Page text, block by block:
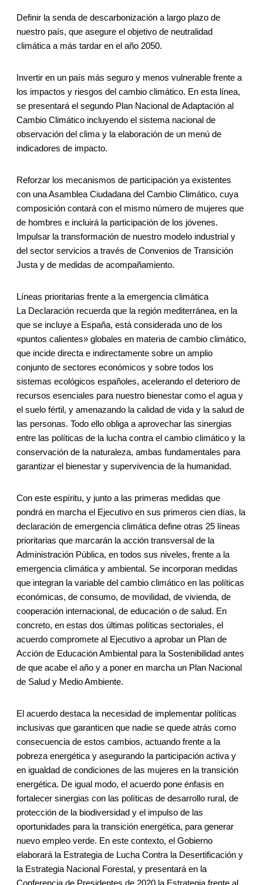
Definir la senda de descarbonización a largo plazo de
nuestro país, que asegure el objetivo de neutralidad
climática a más tardar en el año 2050.
Invertir en un país más seguro y menos vulnerable frente a
los impactos y riesgos del cambio climático. En esta línea,
se presentará el segundo Plan Nacional de Adaptación al
Cambio Climático incluyendo el sistema nacional de
observación del clima y la elaboración de un menú de
indicadores de impacto.
Reforzar los mecanismos de participación ya existentes
con una Asamblea Ciudadana del Cambio Climático, cuya
composición contará con el mismo número de mujeres que
de hombres e incluirá la participación de los jóvenes.
Impulsar la transformación de nuestro modelo industrial y
del sector servicios a través de Convenios de Transición
Justa y de medidas de acompañamiento.
Líneas prioritarias frente a la emergencia climática
La Declaración recuerda que la región mediterránea, en la
que se incluye a España, está considerada uno de los
«puntos calientes» globales en materia de cambio climático,
que incide directa e indirectamente sobre un amplio
conjunto de sectores económicos y sobre todos los
sistemas ecológicos españoles, acelerando el deterioro de
recursos esenciales para nuestro bienestar como el agua y
el suelo fértil, y amenazando la calidad de vida y la salud de
las personas. Todo ello obliga a aprovechar las sinergias
entre las políticas de la lucha contra el cambio climático y la
conservación de la naturaleza, ambas fundamentales para
garantizar el bienestar y supervivencia de la humanidad.
Con este espíritu, y junto a las primeras medidas que
pondrá en marcha el Ejecutivo en sus primeros cien días, la
declaración de emergencia climática define otras 25 líneas
prioritarias que marcarán la acción transversal de la
Administración Pública, en todos sus niveles, frente a la
emergencia climática y ambiental. Se incorporan medidas
que integran la variable del cambio climático en las políticas
económicas, de consumo, de movilidad, de vivienda, de
cooperación internacional, de educación o de salud. En
concreto, en estas dos últimas políticas sectoriales, el
acuerdo compromete al Ejecutivo a aprobar un Plan de
Acción de Educación Ambiental para la Sostenibilidad antes
de que acabe el año y a poner en marcha un Plan Nacional
de Salud y Medio Ambiente.
El acuerdo destaca la necesidad de implementar políticas
inclusivas que garanticen que nadie se quede atrás como
consecuencia de estos cambios, actuando frente a la
pobreza energética y asegurando la participación activa y
en igualdad de condiciones de las mujeres en la transición
energética. De igual modo, el acuerdo pone énfasis en
fortalecer sinergias con las políticas de desarrollo rural, de
protección de la biodiversidad y el impulso de las
oportunidades para la transición energética, para generar
nuevo empleo verde. En este contexto, el Gobierno
elaborará la Estrategia de Lucha Contra la Desertificación y
la Estrategia Nacional Forestal, y presentará en la
Conferencia de Presidentes de 2020 la Estrategia frente al